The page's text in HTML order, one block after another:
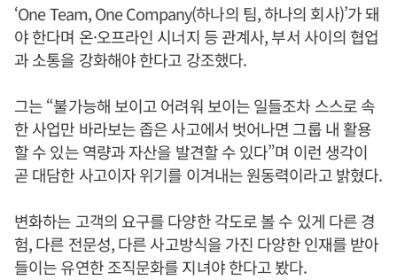
‘One Team, One Company(하나의 팀, 하나의 회사)’가 돼
야 한다며 온·오프라인 시너지 등 관계사, 부서 사이의 협업
과 소통을 강화해야 한다고 강조했다.
그는 “불가능해 보이고 어려워 보이는 일들조차 스스로 속
한 사업만 바라보는 좁은 사고에서 벗어나면 그룹 내 활용
할 수 있는 역량과 자산을 발견할 수 있다”며 이런 생각이
곧 대담한 사고이자 위기를 이겨내는 원동력이라고 밝혔다.
변화하는 고객의 요구를 다양한 각도로 볼 수 있게 다른 경
험, 다른 전문성, 다른 사고방식을 가진 다양한 인재를 받아
들이는 유연한 조직문화를 지녀야 한다고 봤다.